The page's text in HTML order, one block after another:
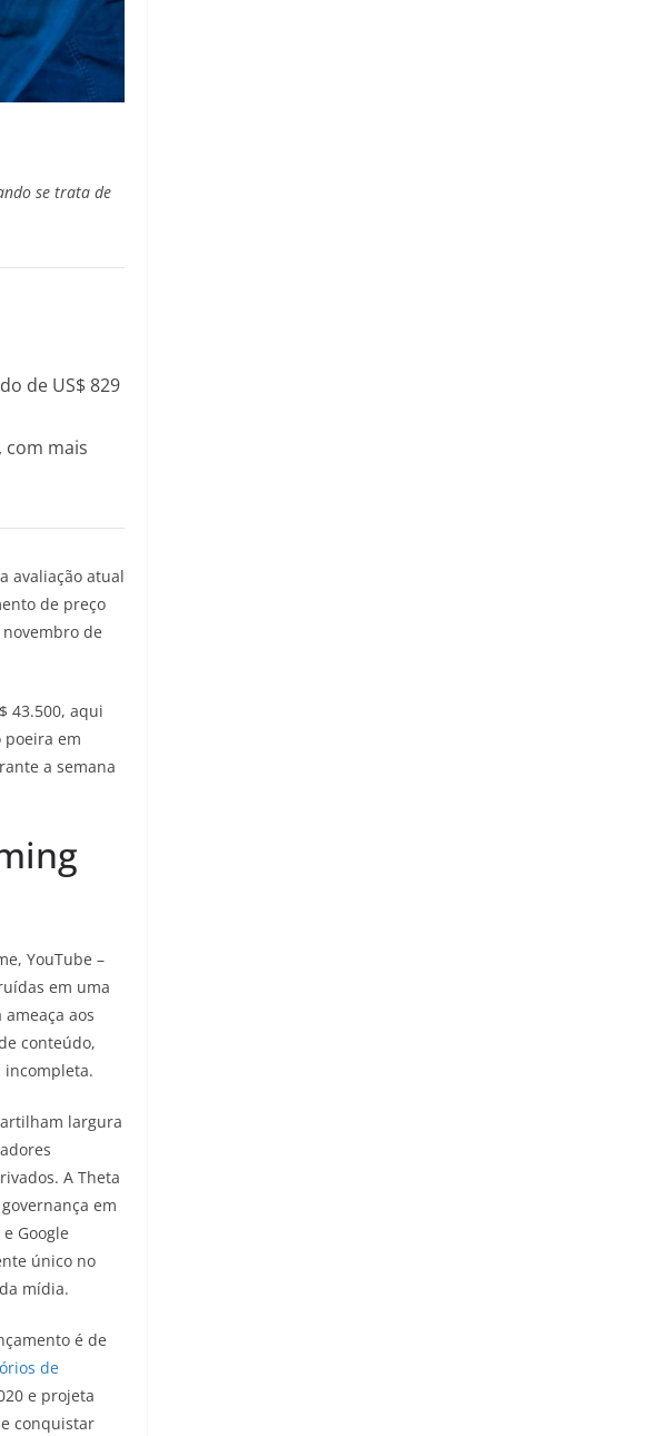
se trata de
de US$ 829
com mais
avaliação atual
de preço
de
43.500, aqui
poeira em
a semana
YouTube –
em uma
aos
conteúdo,
incompleta.
largura
A Theta
em
Google
único no
mídia.
é de
de
e projeta
conquistar